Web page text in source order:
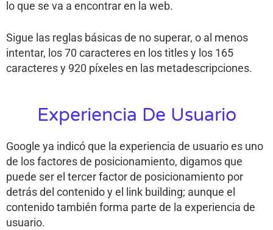
lo que se va a encontrar en la web.
Sigue las reglas básicas de no superar, o al menos
intentar, los 70 caracteres en los titles y los 165
caracteres y 920 píxeles en las metadescripciones.
Experiencia De Usuario
Google ya indicó que la experiencia de usuario es uno
de los factores de posicionamiento, digamos que
puede ser el tercer factor de posicionamiento por
detrás del contenido y el link building; aunque el
contenido también forma parte de la experiencia de
usuario.